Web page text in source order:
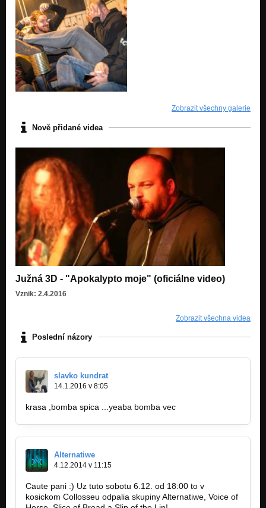
Zobrazit všechny galerie
Nově přidané videa
Južná 3D - "Apokalypto moje" (oficiálne video)
Vznik: 2.4.2016
Zobrazit všechna videa
Poslední názory
slavko kundrat
14.1.2016 v 8:05
krasa ,bomba spica ...yeaba bomba vec
Alternatiwe
4.12.2014 v 11:15
Caute pani :) Uz tuto sobotu 6.12. od 18:00 to v
kosickom Collosseu odpalia skupiny Alternatiwe, Voice of